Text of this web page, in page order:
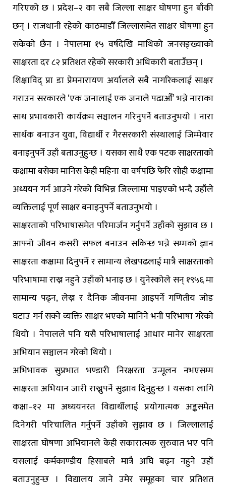
गरिएको छ । प्रदेश–२ का सबै जिल्ला साक्षर घोषणा हुन बाँकी
छन् । राजधानी रहेको काठमाडौँ जिल्लासमेत साक्षर घोषणा हुन
सकेको छैन । नेपालमा १५ वर्षदेखि माथिको जनसङ्ख्याको
साक्षरता दर ८२ प्रतिशत रहेको सरकारी अधिकारी बताउँछन् ।
शिक्षाविद् प्रा डा प्रेमनारायण अर्यालले सबै नागरिकलाई साक्षर
गराउन सरकारले ‘एक जनालाई एक जनाले पढाऔँ’ भन्ने नाराका
साथ प्रभावकारी कार्यक्रम सञ्चालन गरिनुपर्ने बताउनुभयो । नारा
सार्थक बनाउन युवा, विद्यार्थी र गैरसरकारी संस्थालाई जिम्मेवार
बनाइनुपर्ने उहाँ बताउनुहुन्छ । यसका साथै एक पटक साक्षरताको
कक्षामा बसेका मानिस केही महिना वा वर्षपछि फेरि सोही कक्षामा
अध्ययन गर्न आउने गरेको विभिन्न जिल्लामा पाइएको भन्दै उहाँले
व्यक्तिलाई पूर्ण साक्षर बनाइनुपर्ने बताउनुभयो ।
साक्षरताको परिभाषासमेत परिमार्जन गर्नुपर्ने उहाँको सुझाव छ ।
आफ्नो जीवन कसरी सफल बनाउन सकिन्छ भन्ने सम्मको ज्ञान
साक्षरता कक्षामा दिनुपर्ने र सामान्य लेखपढलाई मात्रै साक्षरताको
परिभाषामा राख्न नहुने उहाँको भनाइ छ । युनेस्कोले सन् १९५६ मा
सामान्य पढ्न, लेख्न र दैनिक जीवनमा आइपर्ने गणितीय जोड
घटाउ गर्न सक्ने व्यक्ति साक्षर भएको मानिने भनी परिभाषा गरेको
थियो । नेपालले पनि यसै परिभाषालाई आधार मानेर साक्षरता
अभियान सञ्चालन गरेको थियो ।
अभिभावक सुप्रभात भण्डारी निरक्षरता उन्मूलन नभएसम्म
साक्षरता अभियान जारी राख्नुपर्ने सुझाव दिनुहुन्छ । यसका लागि
कक्षा–१२ मा अध्ययनरत विद्यार्थीलाई प्रयोगात्मक अङ्कसमेत
दिनेगरी परिचालित गर्नुपर्ने उहाँको सुझाव छ । जिल्लालाई
साक्षरता घोषणा अभियानले केही सकारात्मक सुरुवात भए पनि
यसलाई कर्मकाण्डीय हिसाबले मात्रै अघि बढ्न नहुने उहाँ
बताउनुहुन्छ । विद्यालय जाने उमेर समूहका चार प्रतिशत